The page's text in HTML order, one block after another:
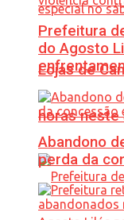
Lojas de
horas neste
Prefeitura
do Agosto
Abandono
perda da